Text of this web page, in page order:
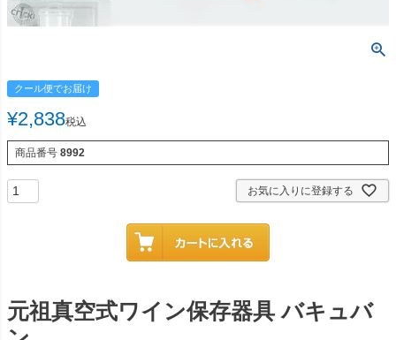
クール便でお届け
¥2,838税込
商品番号 8992
お気に入りに登録する
元祖真空式ワイン保存器具 バキュバ